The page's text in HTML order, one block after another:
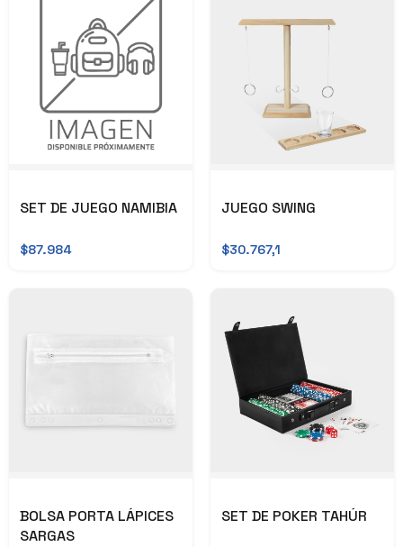
SET DE JUEGO NAMIBIA
$87.984
JUEGO SWING
$30.767,1
BOLSA PORTA LÁPICES
SARGAS
SET DE POKER TAHÚR